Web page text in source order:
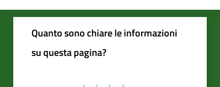
Quanto sono chiare le informazioni
su questa pagina?